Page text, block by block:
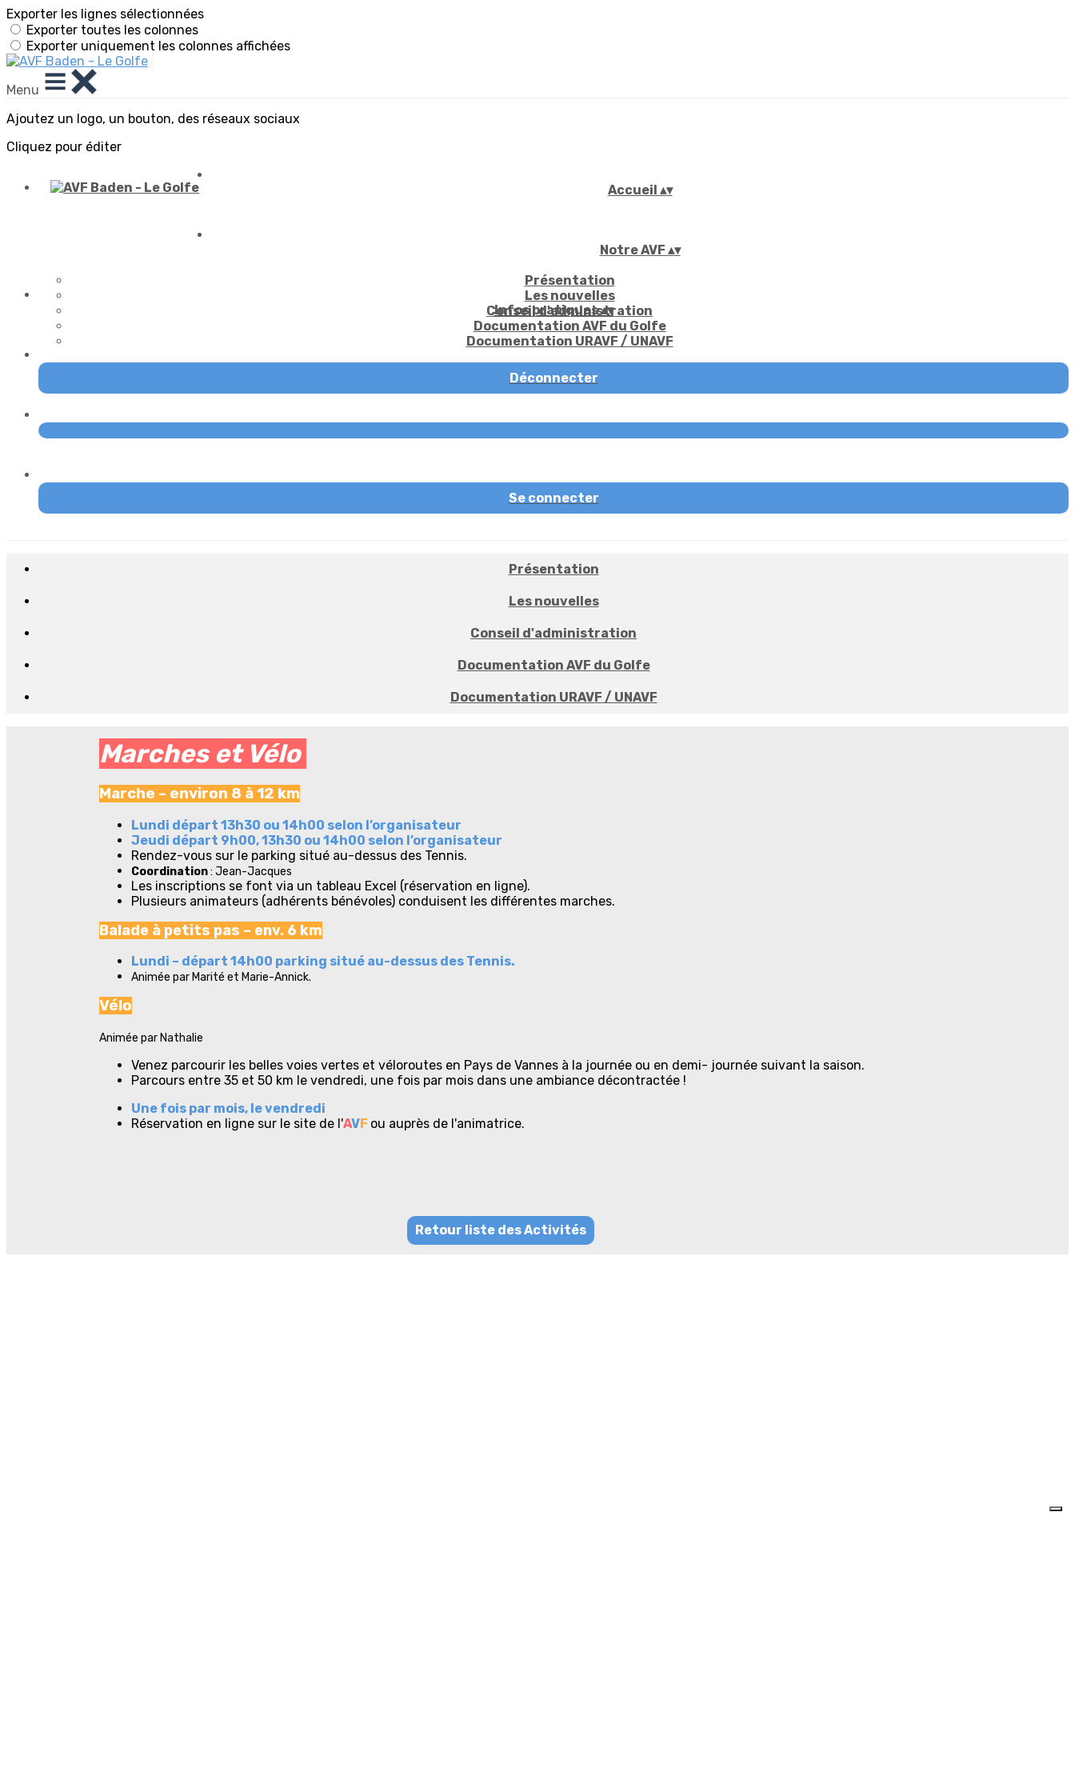
Exporter les lignes sélectionnées
Exporter toutes les colonnes
Exporter uniquement les colonnes affichées
Menu
Ajoutez un logo, un bouton, des réseaux sociaux
Cliquez pour éditer
Accueil ▴▾
Notre AVF ▴▾
Présentation
Les nouvelles
Conseil d'administration
Documentation AVF du Golfe
Documentation URAVF / UNAVF
Infos pratiques▴▾
Déconnecter
Se connecter
Présentation
Les nouvelles
Conseil d'administration
Documentation AVF du Golfe
Documentation URAVF / UNAVF
Marches et Vélo
Marche – environ 8 à 12 km
Lundi départ 13h30 ou 14h00 selon l’organisateur
Jeudi départ 9h00, 13h30 ou 14h00 selon l’organisateur
Rendez-vous sur le parking situé au-dessus des Tennis.
Coordination: Jean-Jacques
Les inscriptions se font via un tableau Excel (réservation en ligne).
Plusieurs animateurs (adhérents bénévoles) conduisent les différentes marches.
Balade à petits pas – env. 6 km
Lundi – départ 14h00 parking situé au-dessus des Tennis.
Animée par Marité et Marie-Annick.
Vélo
Animée par Nathalie
Venez parcourir les belles voies vertes et véloroutes en Pays de Vannes à la journée ou en demi- journée suivant la saison.
Parcours entre 35 et 50 km le vendredi, une fois par mois dans une ambiance décontractée !
Une fois par mois, le vendredi
Réservation en ligne sur le site de l'AVF ou auprès de l'animatrice.
Retour liste des Activités